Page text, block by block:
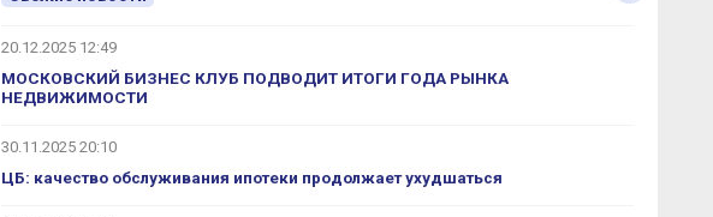
20.12.2025 12:49
МОСКОВСКИЙ БИЗНЕС КЛУБ ПОДВОДИТ ИТОГИ ГОДА РЫНКА
НЕДВИЖИМОСТИ
30.11.2025 20:10
ЦБ: качество обслуживания ипотеки продолжает ухудшаться